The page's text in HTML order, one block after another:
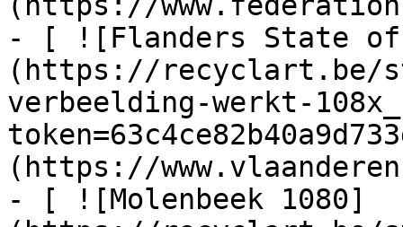
- [ ![Flanders State
(https://recyclart.be/
verbeelding-werkt-
(https://
- [ ![Molenbeek 1080]